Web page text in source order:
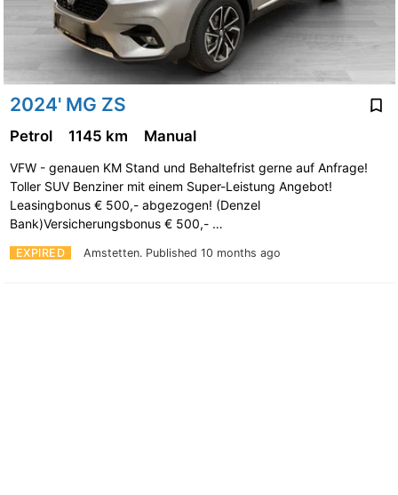
2024' MG ZS
EXPIRED Amstetten. Published 10 months ago
Petrol 1145 km Manual
VFW - genauen KM Stand und Behaltefrist gerne auf Anfrage!
Toller SUV Benziner mit einem Super-Leistung Angebot!
Leasingbonus € 500,- abgezogen! (Denzel
Bank)Versicherungsbonus € 500,- …